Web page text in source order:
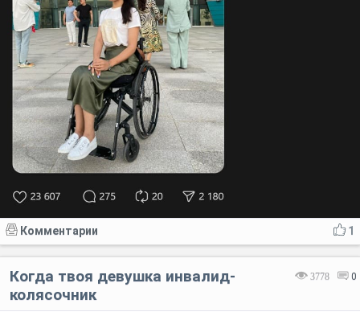
1
Комментарии
3778 0
Когда твоя девушка инвалид-
колясочник